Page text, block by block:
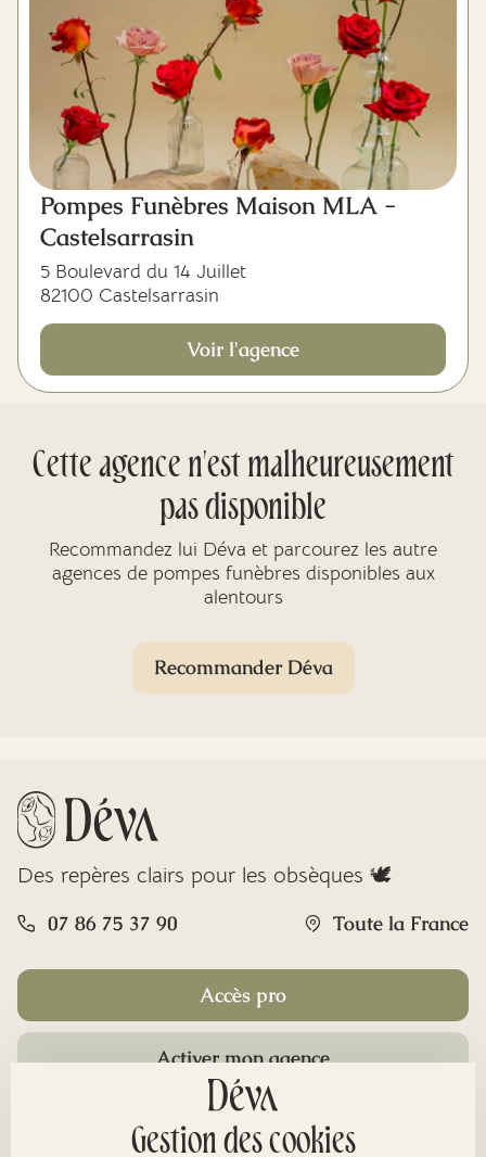
Pompes Funèbres Maison MLA -
Castelsarrasin
5 Boulevard du 14 Juillet
82100 Castelsarrasin
Voir l'agence
Cette agence n'est malheureusement
pas disponible
Recommandez lui Déva et parcourez les autre
agences de pompes funèbres disponibles aux
alentours
Recommander Déva
Des repères clairs pour les obsèques 🕊️
07 86 75 37 90 Toute la France
Accès pro
Activer mon agence
Gestion des cookies